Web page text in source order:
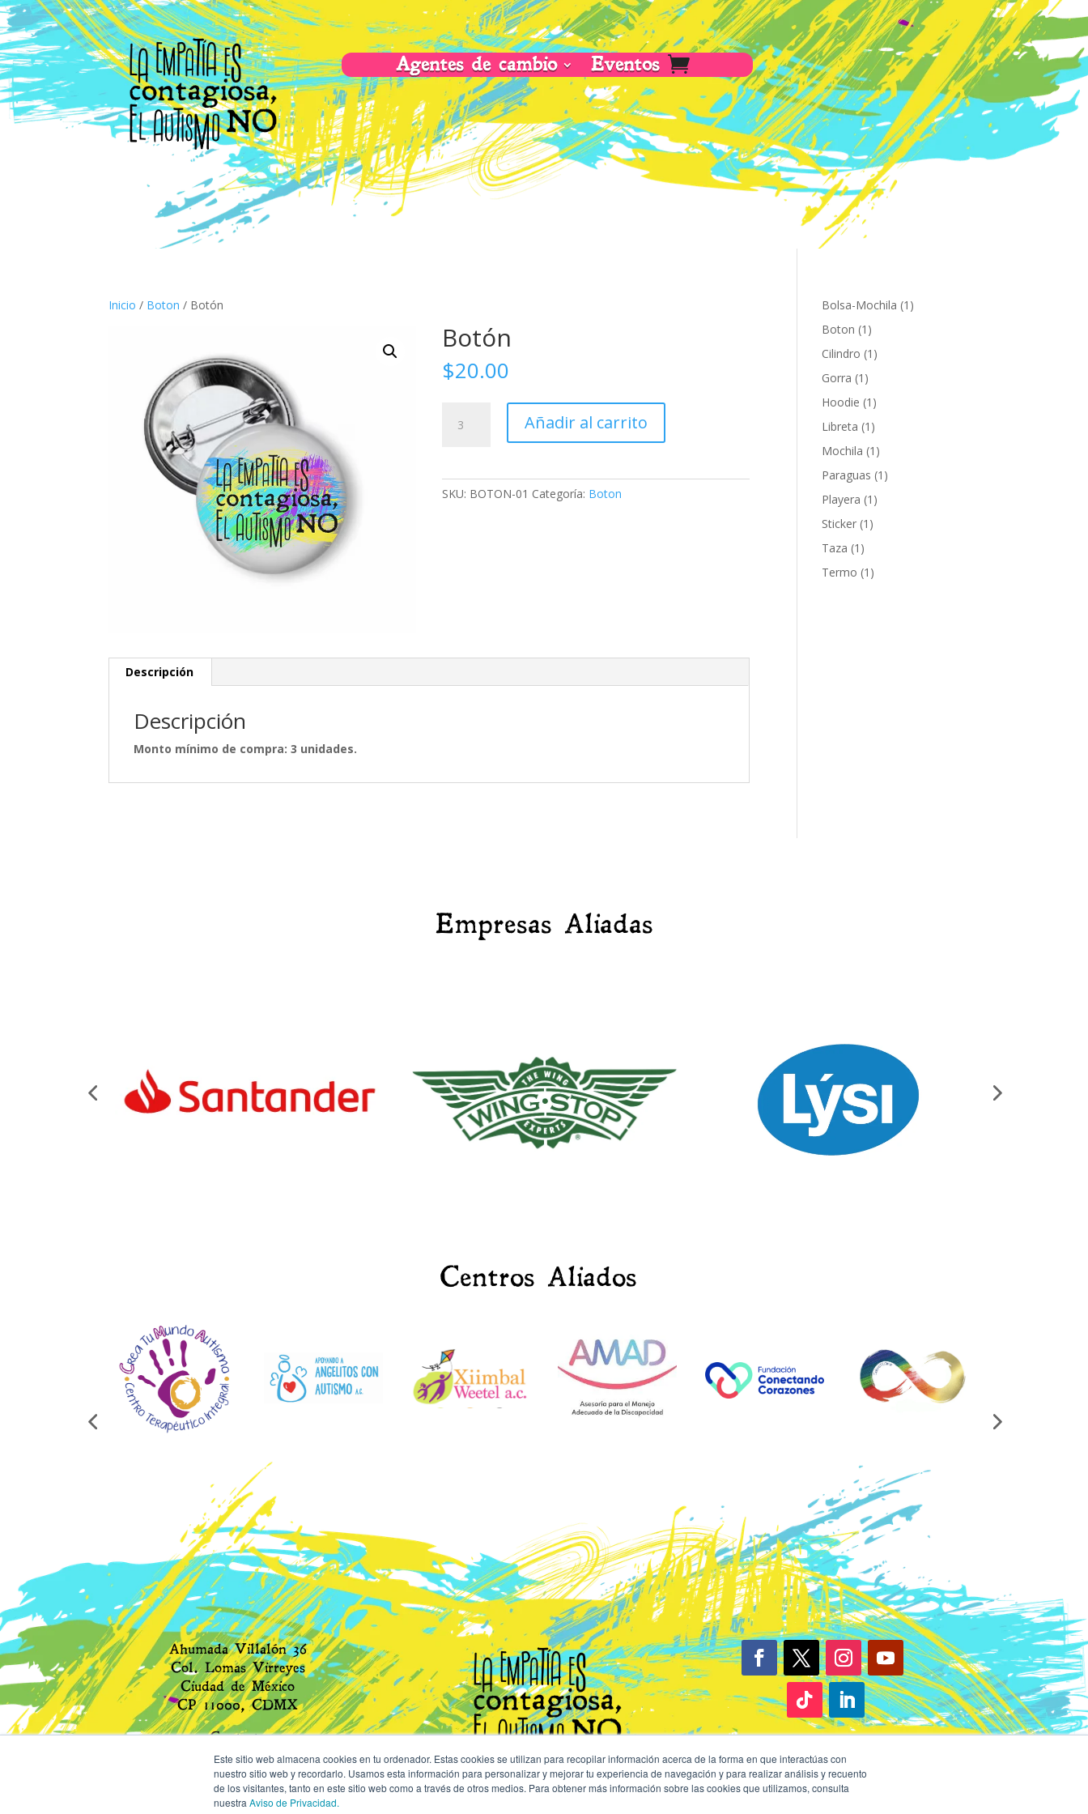
Este sitio web almacena cookies en tu ordenador. Estas cookies se utilizan para recopilar información acerca de la forma en que interactúas con
nuestro sitio web y recordarlo. Usamos esta información para personalizar y mejorar tu experiencia de navegación y para realizar análisis y recuento
de los visitantes, tanto en este sitio web como a través de otros medios. Para obtener más información sobre las cookies que utilizamos, consulta
nuestra Aviso de Privacidad.
Agentes de cambio Eventos
Inicio / Boton / Botón
Botón
$20.00
cantidad
Añadir al carrito
SKU: BOTON-01 Categoría: Boton
Descripción
Descripción
Monto mínimo de compra: 3 unidades.
Bolsa-Mochila 1 1
Boton 1 1
producto
Cilindro 1 1
Gorra 1 1
producto
Hoodie 1 1
producto
Libreta 1 1
producto
Mochila 1 1
producto
Paraguas 1 1
Playera 1 1
Sticker 1 1
Taza 1 1
producto
Termo 1 1
Empresas Aliadas
Centros Aliados
Ahumada Villalón 36
Col. Lomas Virreyes
Ciudad de México
CP 11000, CDMX
Contacto
Tel: +52 55 9131 7277
contacto@iluminemos.org